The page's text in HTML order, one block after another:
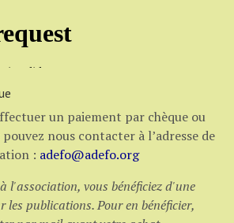
un paiement par chèque ou
nous contacter à l’adresse de
: adefo@adefo.org
l'association, vous bénéficiez d'une
les publications. Pour en bénéficier,